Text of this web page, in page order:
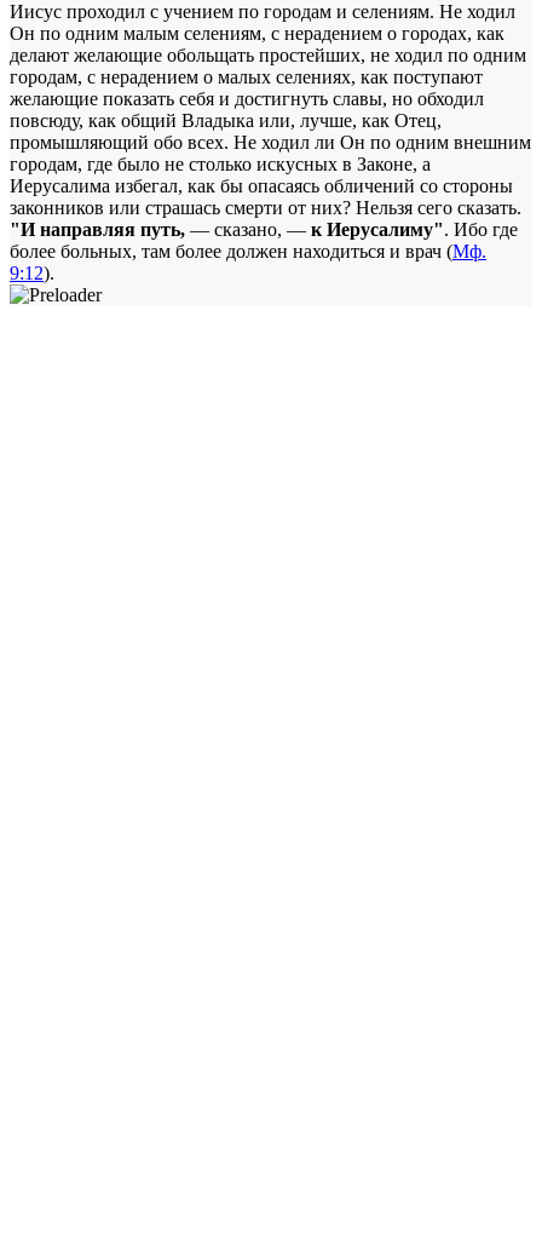
Иисус проходил с учением по городам и селениям. Не ходил
Он по одним малым селениям, с нерадением о городах, как
делают желающие обольщать простейших, не ходил по одним
городам, с нерадением о малых селениях, как поступают
желающие показать себя и достигнуть славы, но обходил
повсюду, как общий Владыка или, лучше, как Отец,
промышляющий обо всех. Не ходил ли Он по одним внешним
городам, где было не столько искусных в Законе, а
Иерусалима избегал, как бы опасаясь обличений со стороны
законников или страшась смерти от них? Нельзя сего сказать.
"И направляя путь, — сказано, — к Иерусалиму". Ибо где
более больных, там более должен находиться и врач (Мф.
9:12).